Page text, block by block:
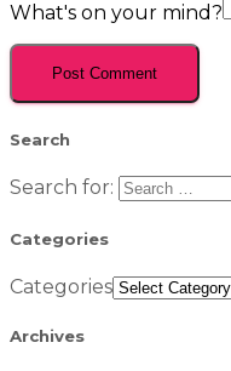
What's on your mind?
Search
Search for:
Categories
Categories
Archives